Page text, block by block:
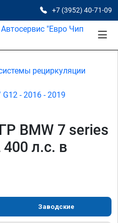
+7 (3952) 40-71-09
рециркуляции
G12 - 2016 - 2019
BMW 7 series
400 л.с. в
Заводские